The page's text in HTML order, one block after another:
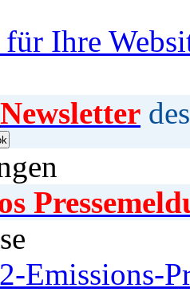
Ihre
Newsletter
Emissions-